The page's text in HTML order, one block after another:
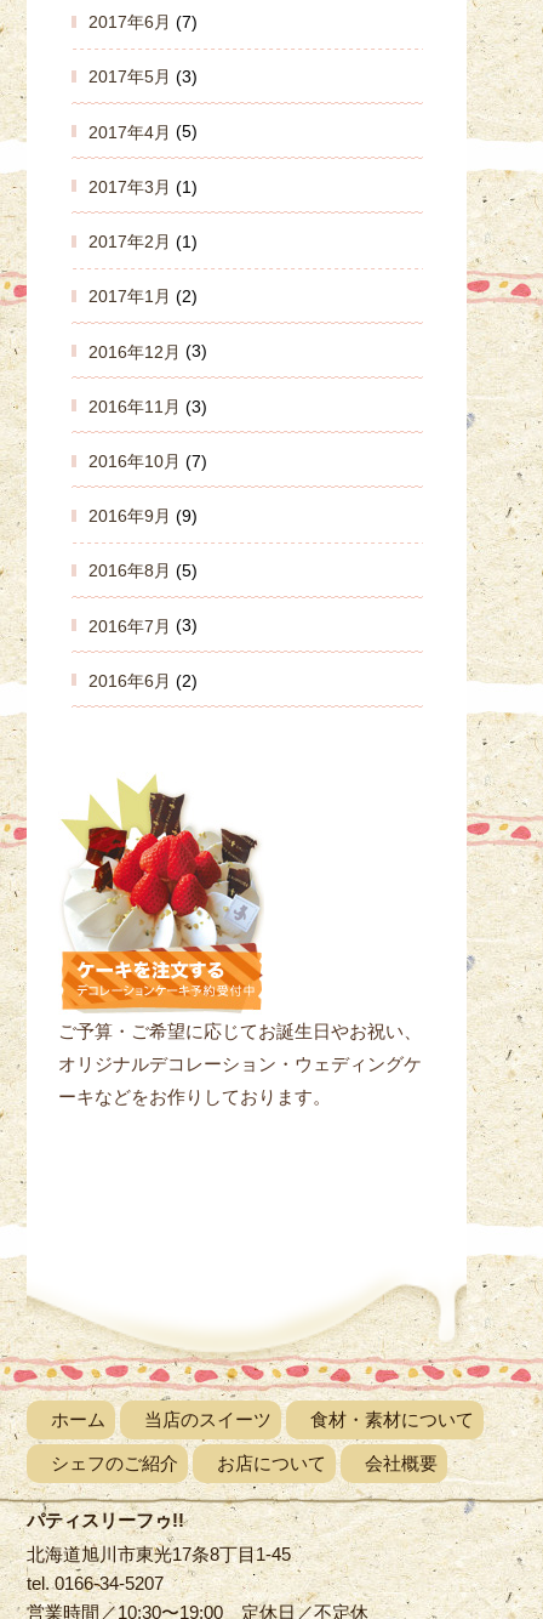
2017年6月 (7)
2017年5月 (3)
2017年4月 (5)
2017年3月 (1)
2017年2月 (1)
2017年1月 (2)
2016年12月 (3)
2016年11月 (3)
2016年10月 (7)
2016年9月 (9)
2016年8月 (5)
2016年7月 (3)
2016年6月 (2)
ご予算・ご希望に応じてお誕生日やお祝い、
オリジナルデコレーション・ウェディングケ
ーキなどをお作りしております。
ホーム 当店のスイーツ 食材・素材について
シェフのご紹介 お店について 会社概要
パティスリーフゥ!!
北海道旭川市東光17条8丁目1-45
tel. 0166-34-5207
営業時間／10:30〜19:00 定休日／不定休